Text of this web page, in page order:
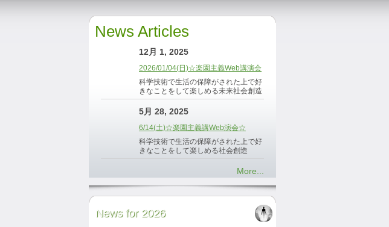
News Articles
12月 1, 2025
2026/01/04(日)☆楽園主義Web講演会
科学技術で生活の保障がされた上で好
きなことをして楽しめる未来社会創造
5月 28, 2025
6/14(土)☆楽園主義講Web演会☆
科学技術で生活の保障がされた上で好
きなことをして楽しめる社会創造
More...
News for 2026